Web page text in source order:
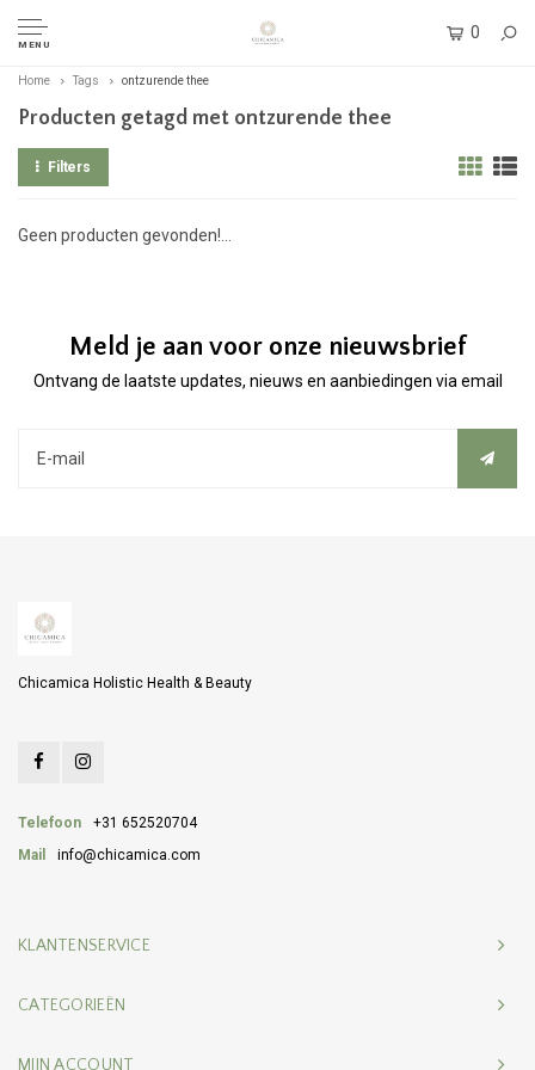
MENU
0
Home Tags ontzurende thee
Producten getagd met ontzurende thee
Filters
Geen producten gevonden!...
Meld je aan voor onze nieuwsbrief
Ontvang de laatste updates, nieuws en aanbiedingen via email
Chicamica Holistic Health & Beauty
Telefoon
+31 652520704
Mail
info@chicamica.com
KLANTENSERVICE
CATEGORIEËN
MIJN ACCOUNT